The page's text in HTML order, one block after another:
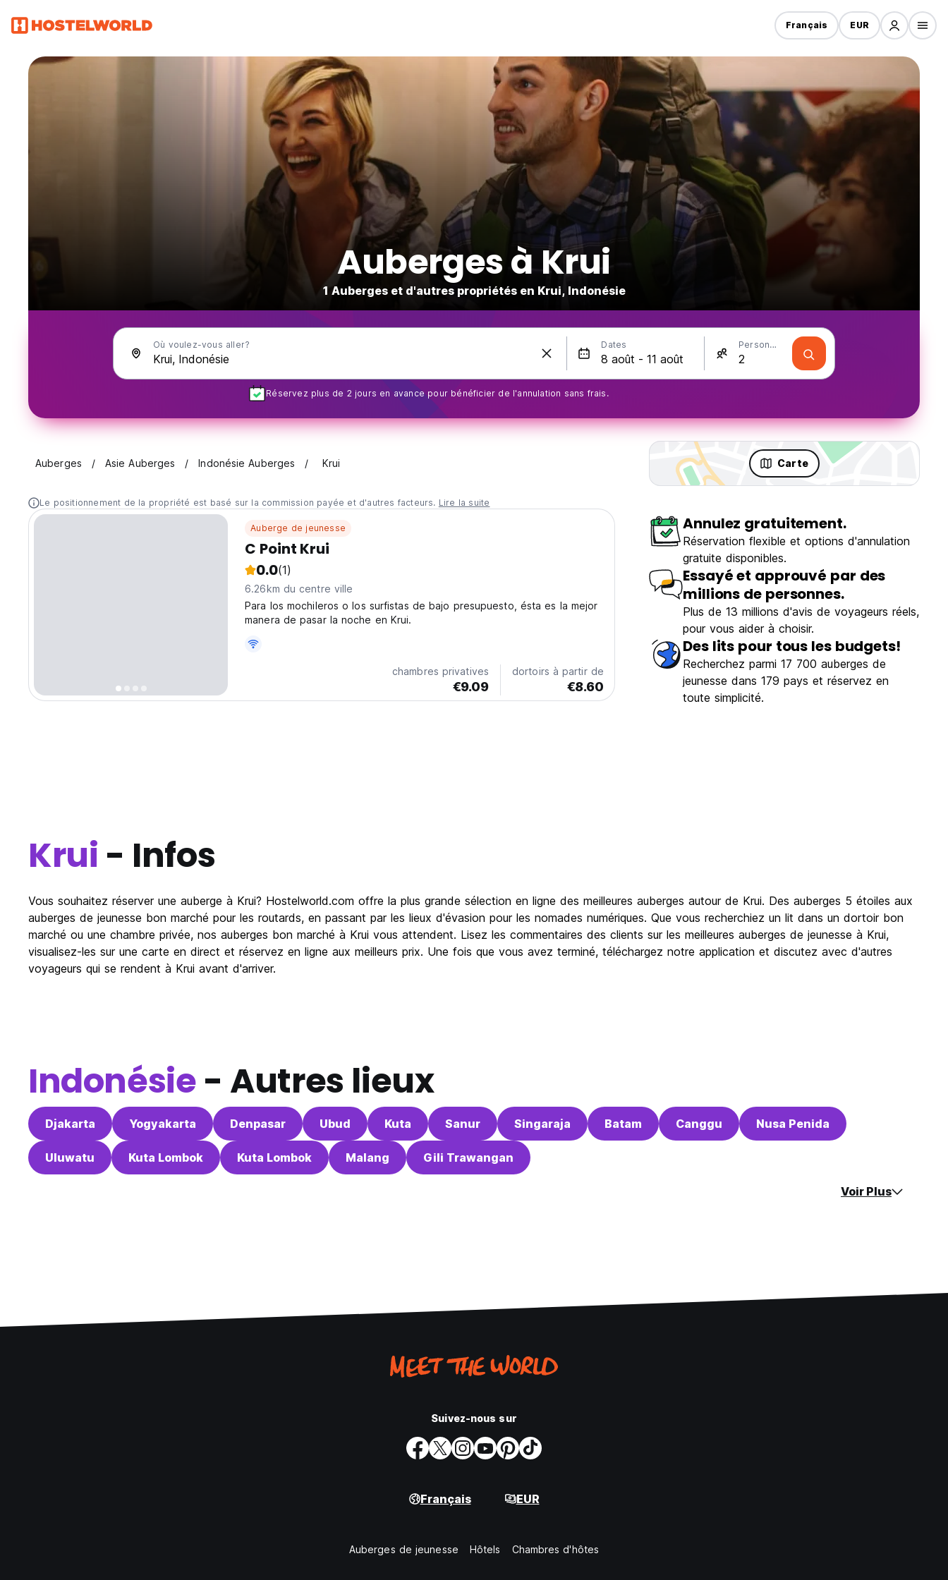
Français EUR
Auberges à Krui
1 Auberges et d'autres propriétés en Krui, Indonésie
Où voulez-vous aller? Dates Personnes
Réservez plus de 2 jours en avance pour bénéficier de l'annulation sans frais.
Auberges Asie Auberges Indonésie Auberges Krui Carte
Le positionnement de la propriété est basé sur la commission payée et d'autres facteurs. Lire la suite
Auberge de jeunesse
C Point Krui
0.0(1)
6.26km du centre ville
Para los mochileros o los surfistas de bajo presupuesto, ésta es la mejor
manera de pasar la noche en Krui.
chambres privatives
€9.09
dortoirs à partir de
€8.60
Annulez gratuitement.
Réservation flexible et options d'annulation
gratuite disponibles.
Essayé et approuvé par des
millions de personnes.
Plus de 13 millions d'avis de voyageurs réels,
pour vous aider à choisir.
Des lits pour tous les budgets!
Recherchez parmi 17 700 auberges de
jeunesse dans 179 pays et réservez en
toute simplicité.
Krui - Infos
Vous souhaitez réserver une auberge à Krui? Hostelworld.com offre la plus grande sélection en ligne des meilleures auberges autour de Krui. Des auberges 5 étoiles aux
auberges de jeunesse bon marché pour les routards, en passant par les lieux d'évasion pour les nomades numériques. Que vous recherchiez un lit dans un dortoir bon
marché ou une chambre privée, nos auberges bon marché à Krui vous attendent. Lisez les commentaires des clients sur les meilleures auberges de jeunesse à Krui,
visualisez-les sur une carte en direct et réservez en ligne aux meilleurs prix. Une fois que vous avez terminé, téléchargez notre application et discutez avec d'autres
voyageurs qui se rendent à Krui avant d'arriver.
Indonésie- Autres lieux
Djakarta Yogyakarta Denpasar Ubud Kuta Sanur Singaraja Batam Canggu Nusa Penida
Uluwatu Kuta Lombok Kuta Lombok Malang Gili Trawangan
Voir Plus
Suivez-nous sur
Français EUR
Auberges de jeunesse Hôtels Chambres d'hôtes